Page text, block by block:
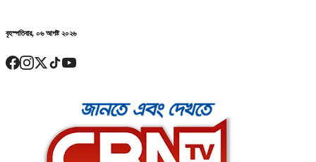
বৃহস্পতিবার, ০৬ আগষ্ট ২০২৬